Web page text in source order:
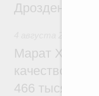
Дрозденко
Марат
качество
466 тысяч